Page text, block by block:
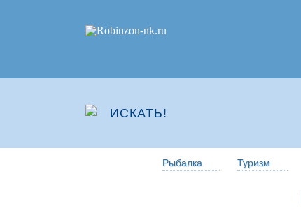
Рыбалка Туризм